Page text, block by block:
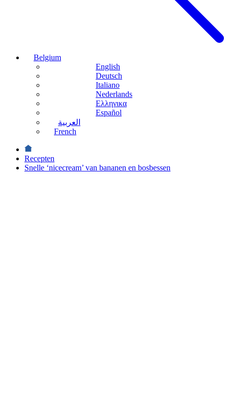
Belgium
English
Deutsch
Italiano
Nederlands
Ελληνικα
Español
العربية
French
Recepten
Snelle ‘nicecream’ van bananen en bosbessen